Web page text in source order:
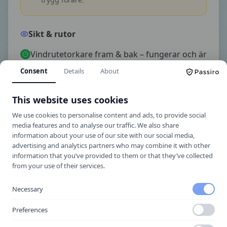
Sikt & rutor
Vindrutetorkare fram & bak – fungerar och är
hela
Spolarvätska – nivå och funktion
Vindrutan – inga sprickor i förarens synfält
Speglar – hela och korrekt inställda
Under huven – vätskor &
Du måste kunna öppna motorhuven och visa
Consent Details About
This website uses cookies
We use cookies to personalise content and ads, to provide social
media features and to analyse our traffic. We also share
information about your use of our site with our social media,
advertising and analytics partners who may combine it with other
information that you’ve provided to them or that they’ve collected
from your use of their services.
Necessary
Preferences